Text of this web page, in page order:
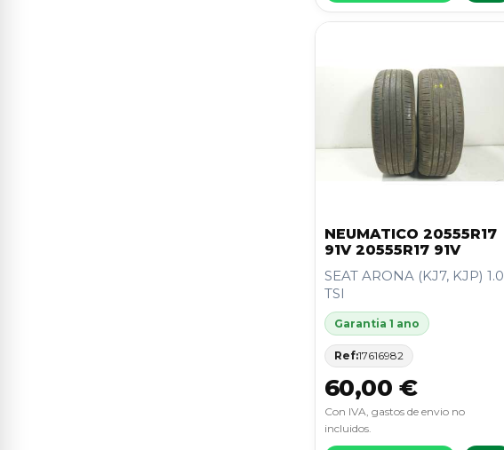
NEUMATICO 20555R17
91V 20555R17 91V
SEAT ARONA (KJ7, KJP) 1.0
TSI
Garantia 1 ano
Ref:17616982
60,00 €
Con IVA, gastos de envio no
incluidos.